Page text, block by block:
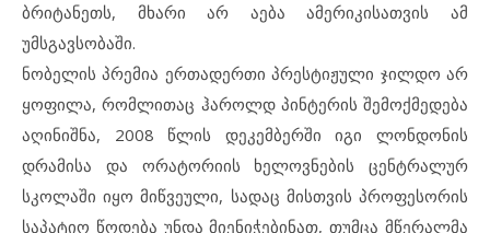
ბრიტანეთს, მხარი არ აება ამერიკისათვის ამ
უმსგავსობაში.
ნობელის პრემია ერთადერთი პრესტიჟული ჯილდო არ
ყოფილა, რომლითაც ჰაროლდ პინტერის შემოქმედება
აღინიშნა, 2008 წლის დეკემბერში იგი ლონდონის
დრამისა და ორატორიის ხელოვნების ცენტრალურ
სკოლაში იყო მიწვეული, სადაც მისთვის პროფესორის
საპატიო წოდება უნდა მიენიჭებინათ, თუმცა მწერალმა